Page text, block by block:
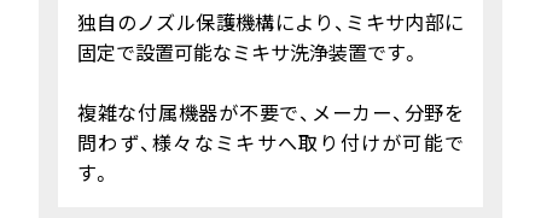
独自のノズル保護機構により、ミキサ内部に
固定で設置可能なミキサ洗浄装置です。
複雑な付属機器が不要で、メーカー、分野を
問わず、様々なミキサへ取り付けが可能で
す。